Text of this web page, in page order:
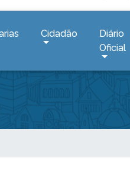
Cidadão
Diário
Oficial